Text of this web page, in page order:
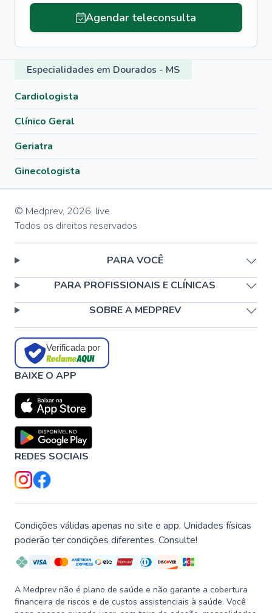
Agendar teleconsulta
Especialidades em Dourados - MS
Cardiologista
Clínico Geral
Geriatra
Ginecologista
© Medprev, 2026, live
Todos os direitos reservados
PARA VOCÊ
PARA PROFISSIONAIS E CLÍNICAS
SOBRE A MEDPREV
Verificada por
BAIXE O APP
REDES SOCIAIS
Condições válidas apenas no site e app. Unidades físicas
poderão ter condições diferentes. Consulte!
A Medprev não é plano de saúde e não garante a cobertura
financeira de riscos e de custos assistenciais à saúde. Você